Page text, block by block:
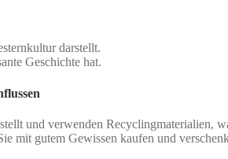
darstellt.
Geschichte hat.
und verwenden Recyclingmaterialien,
gutem Gewissen kaufen und